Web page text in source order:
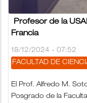
Profesor de la
Francia
18/12/2024 - 07:52
FACULTAD DE
El Prof. Alfredo M.
Posgrado de la